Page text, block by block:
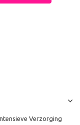
Verzorging